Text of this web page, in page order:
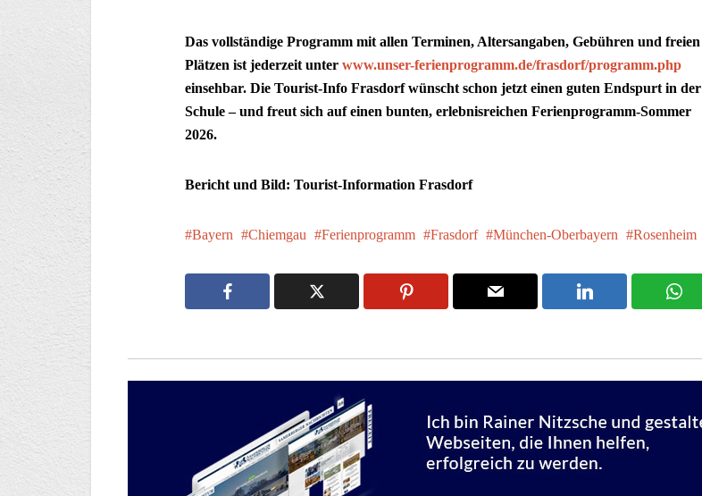
Das vollständige Programm mit allen Terminen, Altersangaben, Gebühren und freien
Plätzen ist jederzeit unter www.unser-ferienprogramm.de/frasdorf/programm.php
einsehbar. Die Tourist-Info Frasdorf wünscht schon jetzt einen guten Endspurt in der
Schule – und freut sich auf einen bunten, erlebnisreichen Ferienprogramm-Sommer
2026.
Bericht und Bild: Tourist-Information Frasdorf
Bayern Chiemgau Ferienprogramm Frasdorf München-Oberbayern Rosenheim